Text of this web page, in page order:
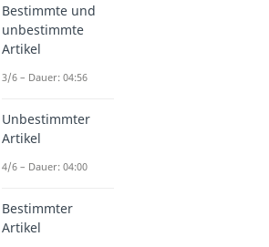
Bestimmte und
unbestimmte
Artikel
3/6 – Dauer: 04:56
Unbestimmter
Artikel
4/6 – Dauer: 04:00
Bestimmter
Artikel